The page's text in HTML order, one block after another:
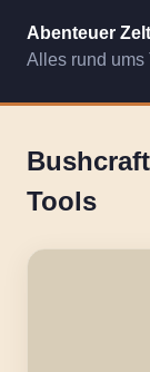
Inhalt
Abenteuer
Alles rund ums
Tools